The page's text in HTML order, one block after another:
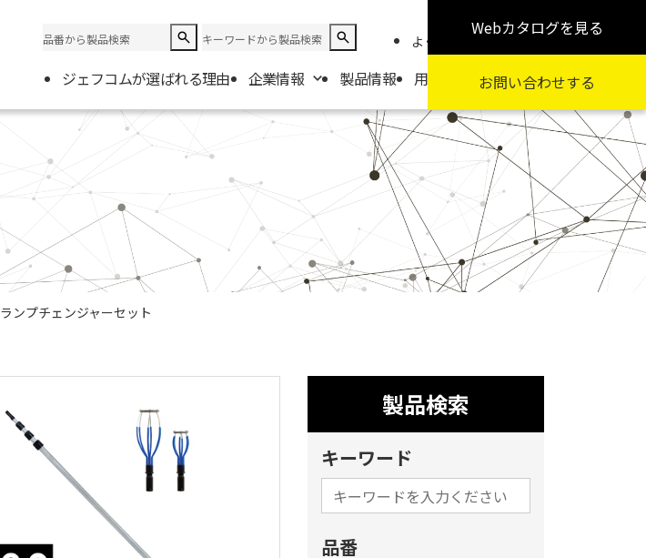
よくある質問 お知らせ 採用情報
ジェフコムが選ばれる理由 企業情報
企業情報
会社概要
電材取扱商社一覧
製品情報 用途から探す カテゴリから探す
Webカタログを見る
お問い合わせする
ランプチェンジャーセット
製品検索
キーワード
品番